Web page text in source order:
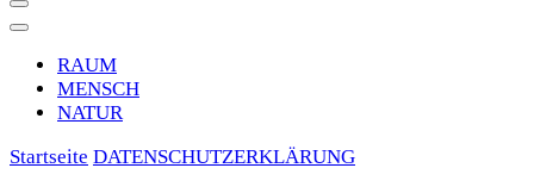
RAUM
MENSCH
NATUR
Startseite DATENSCHUTZERKLÄRUNG